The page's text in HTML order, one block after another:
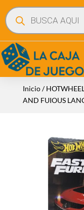
Búsqueda
de
productos
Inicio/
AND FUIOUS